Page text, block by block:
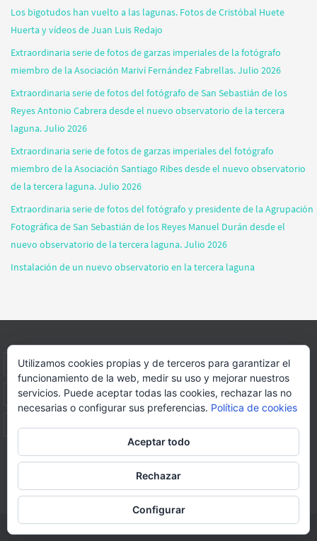
Los bigotudos han vuelto a las lagunas. Fotos de Cristóbal Huete
Huerta y vídeos de Juan Luis Redajo
Extraordinaria serie de fotos de garzas imperiales de la fotógrafo
miembro de la Asociación Mariví Fernández Fabrellas. Julio 2026
Extraordinaria serie de fotos del fotógrafo de San Sebastián de los
Reyes Antonio Cabrera desde el nuevo observatorio de la tercera
laguna. Julio 2026
Extraordinaria serie de fotos de garzas imperiales del fotógrafo
miembro de la Asociación Santiago Ribes desde el nuevo observatorio
de la tercera laguna. Julio 2026
Extraordinaria serie de fotos del fotógrafo y presidente de la Agrupación
Fotográfica de San Sebastián de los Reyes Manuel Durán desde el
nuevo observatorio de la tercera laguna. Julio 2026
Instalación de un nuevo observatorio en la tercera laguna
INICIO INFORMACIÓN ASOCIACION SUS HABITANTES
FOTOS VIDEOS BLOG PATROCINADORES DONACIONES
Página web realizada porFORMACION WEBS Y MULTIMEDIA
Utilizamos cookies propias y de terceros para garantizar el
funcionamiento de la web, medir su uso y mejorar nuestros
servicios. Puede aceptar todas las cookies, rechazar las no
necesarias o configurar sus preferencias. Política de cookies
Aceptar todo
Rechazar
Configurar